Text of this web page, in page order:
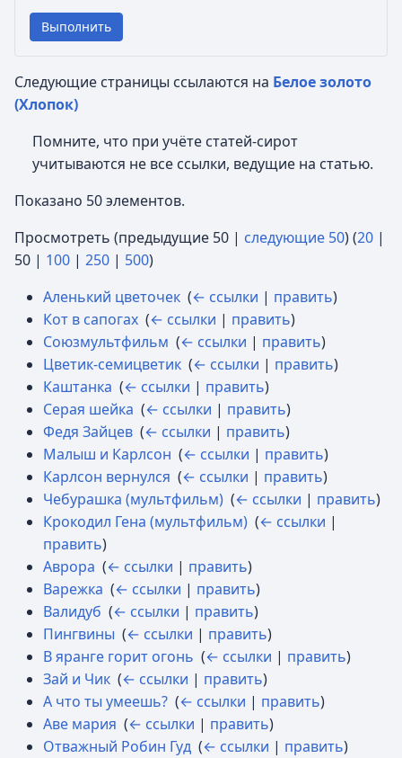
Выполнить
Следующие страницы ссылаются на Белое золото
(Хлопок)
Помните, что при учёте статей-сирот
учитываются не все ссылки, ведущие на статью.
Показано 50 элементов.
Просмотреть (предыдущие 50 | следующие 50) (20 |
50 | 100 | 250 | 500)
Аленький цветочек (← ссылки | править)
Кот в сапогах (← ссылки | править)
Союзмультфильм (← ссылки | править)
Цветик-семицветик (← ссылки | править)
Каштанка (← ссылки | править)
Серая шейка (← ссылки | править)
Федя Зайцев (← ссылки | править)
Малыш и Карлсон (← ссылки | править)
Карлсон вернулся (← ссылки | править)
Чебурашка (мультфильм) (← ссылки | править)
Крокодил Гена (мультфильм) (← ссылки |
править)
Аврора (← ссылки | править)
Варежка (← ссылки | править)
Валидуб (← ссылки | править)
Пингвины (← ссылки | править)
В яранге горит огонь (← ссылки | править)
Зай и Чик (← ссылки | править)
А что ты умеешь? (← ссылки | править)
Аве мария (← ссылки | править)
Отважный Робин Гуд (← ссылки | править)